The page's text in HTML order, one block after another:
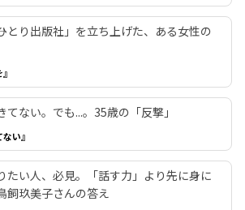
とり出版社」を立ち上げた、ある女性の
ない。でも...。35歳の「反撃」
い』
たい人、必見。「話す力」より先に身に
玖美子さんの答え